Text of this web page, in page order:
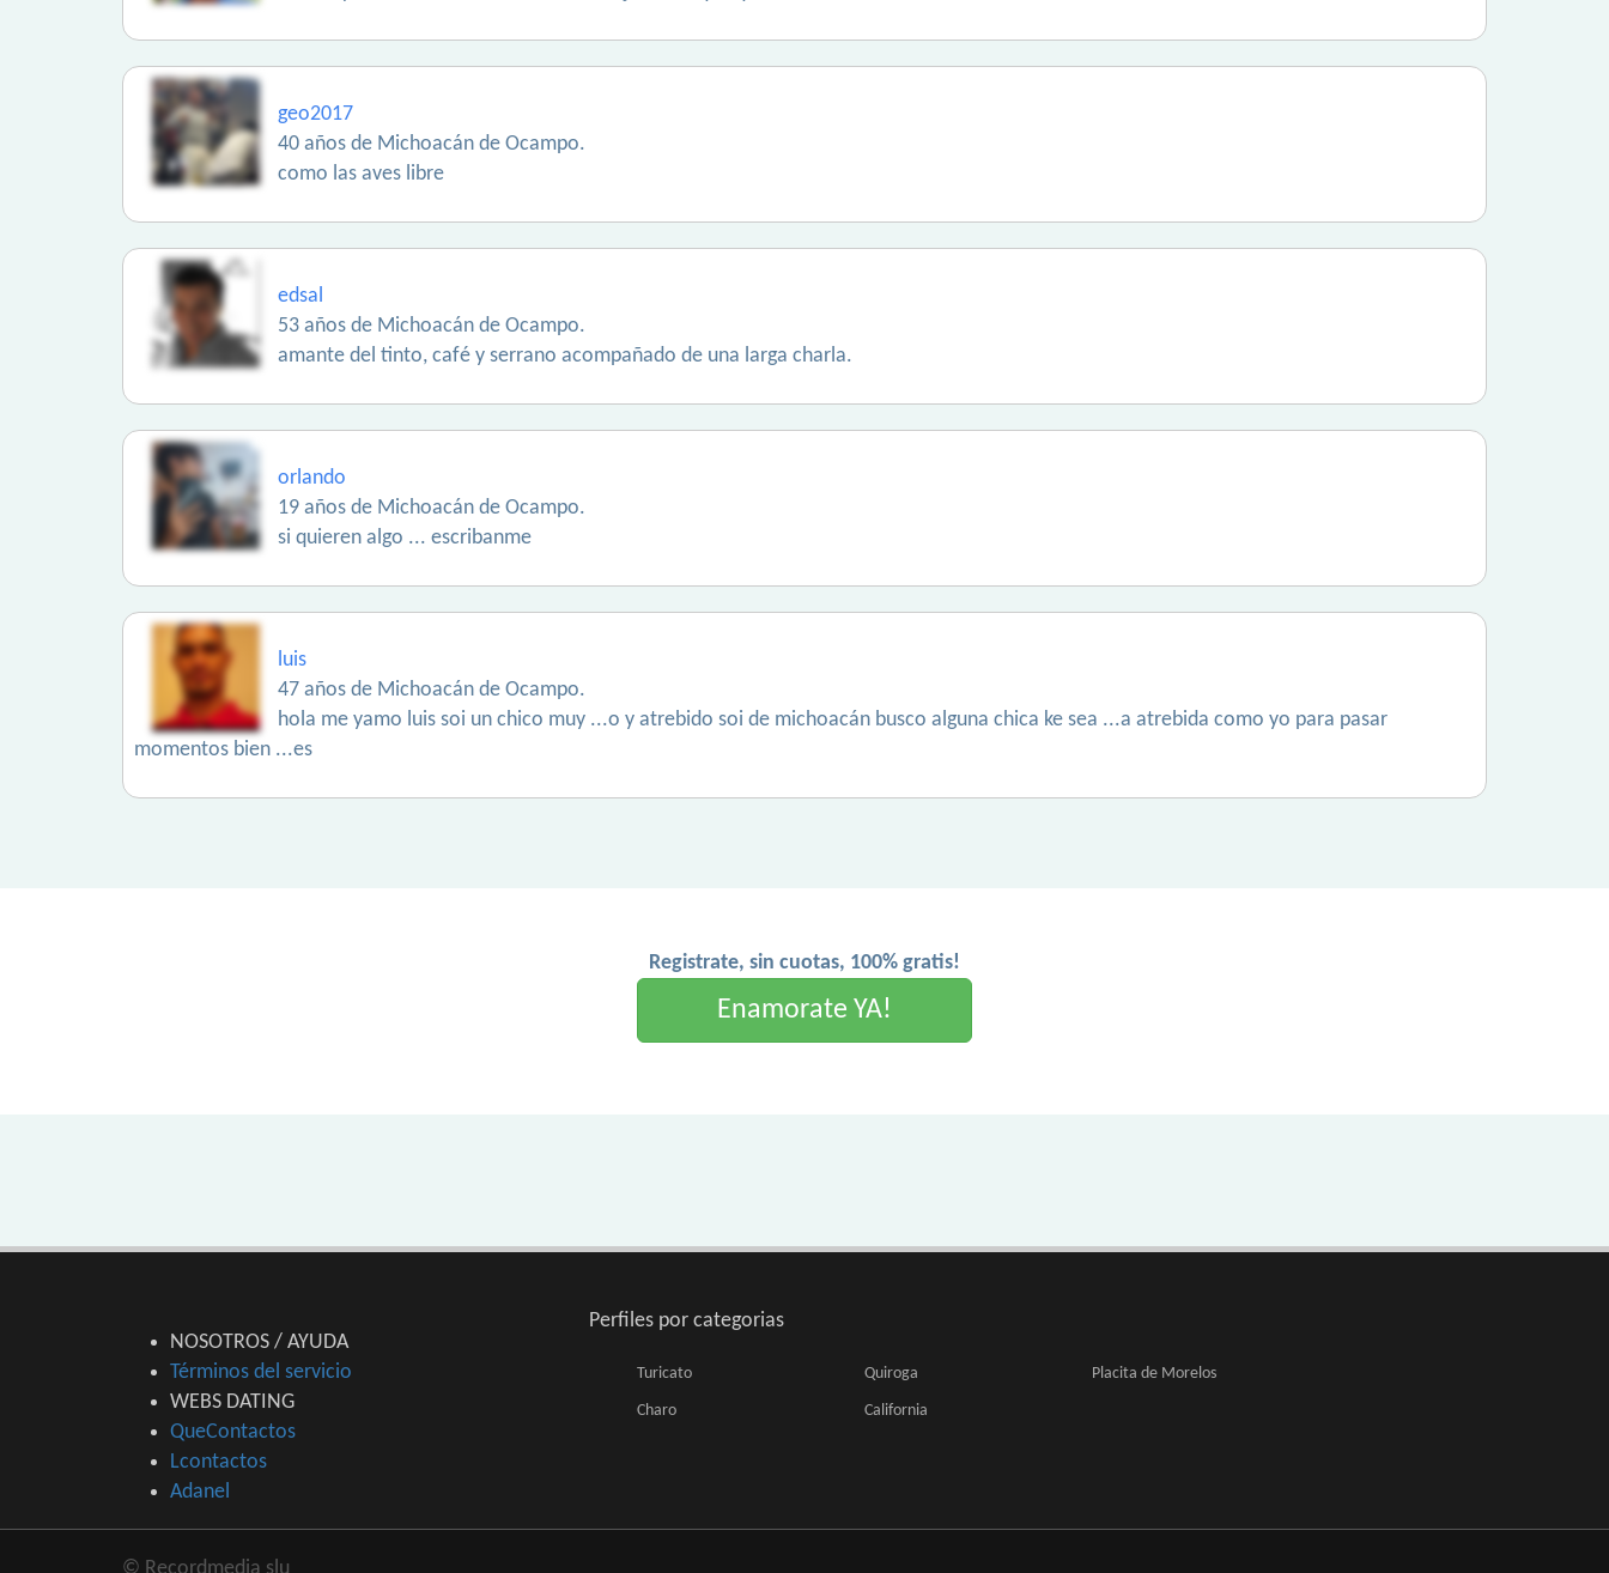
geo2017
40 años de Michoacán de Ocampo.
como las aves libre
edsal
53 años de Michoacán de Ocampo.
amante del tinto, café y serrano acompañado de una larga charla.
orlando
19 años de Michoacán de Ocampo.
si quieren algo ... escribanme
luis
47 años de Michoacán de Ocampo.
hola me yamo luis soi un chico muy ...o y atrebido soi de michoacán busco alguna chica ke sea ...a atrebida como yo para pasar
momentos bien ...es
Registrate, sin cuotas, 100% gratis!
Enamorate YA!
NOSOTROS / AYUDA
Términos del servicio
WEBS DATING
QueContactos
Lcontactos
Adanel
Perfiles por categorias
Turicato Quiroga Placita de Morelos
Charo California